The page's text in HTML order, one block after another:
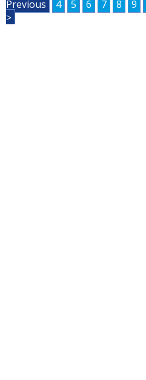
Previous
4 5 6 7 8 9
>